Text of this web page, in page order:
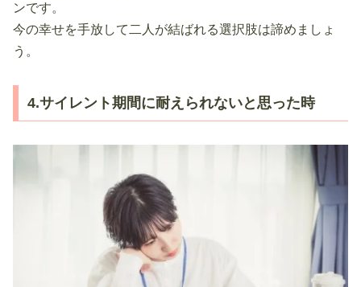
ンです。
今の幸せを手放して二人が結ばれる選択肢は諦めましょ
う。
4.サイレント期間に耐えられないと思った時